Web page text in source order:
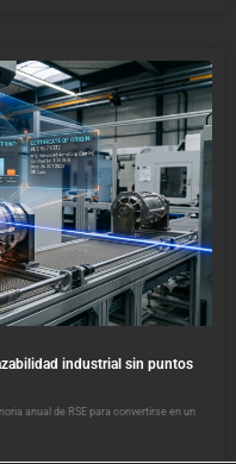
industrial sin puntos
anual de RSE para convertirse en un